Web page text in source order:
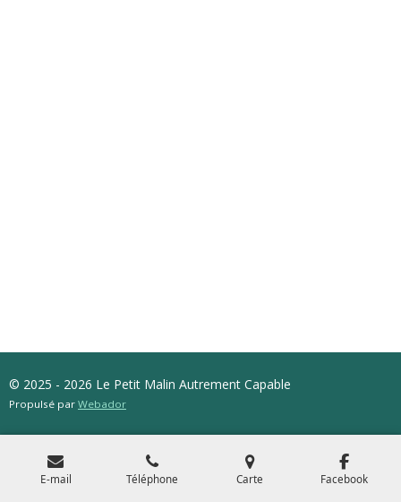
© 2025 - 2026 Le Petit Malin Autrement Capable
Propulsé par Webador
E-mail Téléphone Carte Facebook